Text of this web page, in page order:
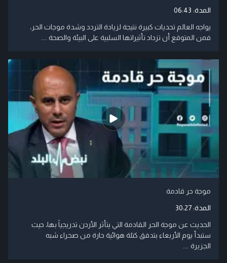
المدة: 06:43
يواجه العالم تحديات كبيرة نتيجة لزيادة التردد وشدة موجات الحر،
فمن المتوقع أن تزداد تأثيراتها السلبية على البيئة والصحة ....
موجة حر قادمة
المدة:30:27
الحديث عن موجة الحر القادمة التي يتأثر الأردن تدريجياً بها، حيث
ستبدأ يوم الأربعاء بتدفق كتلة هوائية حارة من صحراء شبه
الجزيرة ....